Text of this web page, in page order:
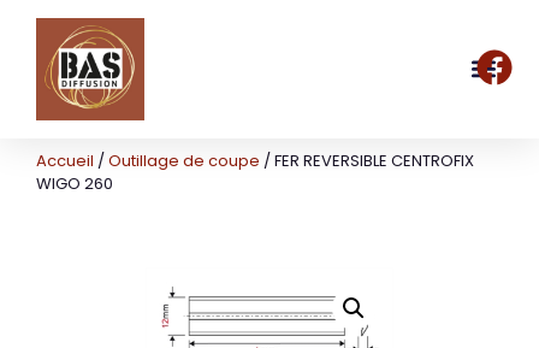
Accueil /Outillage de coupe / FER REVERSIBLE CENTROFIX
WIGO 260